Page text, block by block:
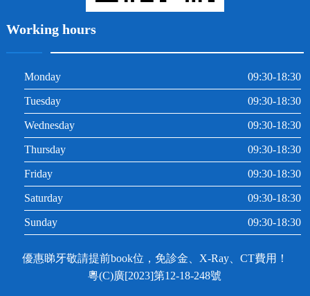
Working hours
Monday 09:30-18:30
Tuesday 09:30-18:30
Wednesday 09:30-18:30
Thursday 09:30-18:30
Friday 09:30-18:30
Saturday 09:30-18:30
Sunday 09:30-18:30
優惠睇牙敬請提前book位，免診金、X-Ray、CT費用！
粵(C)廣[2023]第12-18-248號